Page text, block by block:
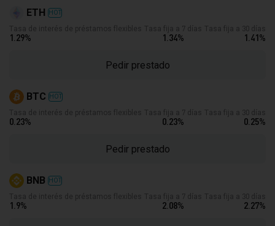
ETH HOT
1.29% 1.34% 1.41 %
Pedir prestado
BTC HOT
0.23% 0.23% 0.25%
Pedir prestado
BNB HOT
1.9% 2.08% 2.27%